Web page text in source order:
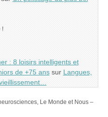
!
: 8 loisirs intelligents et
de +75 anssur Langues,
Le Monde et Nous –